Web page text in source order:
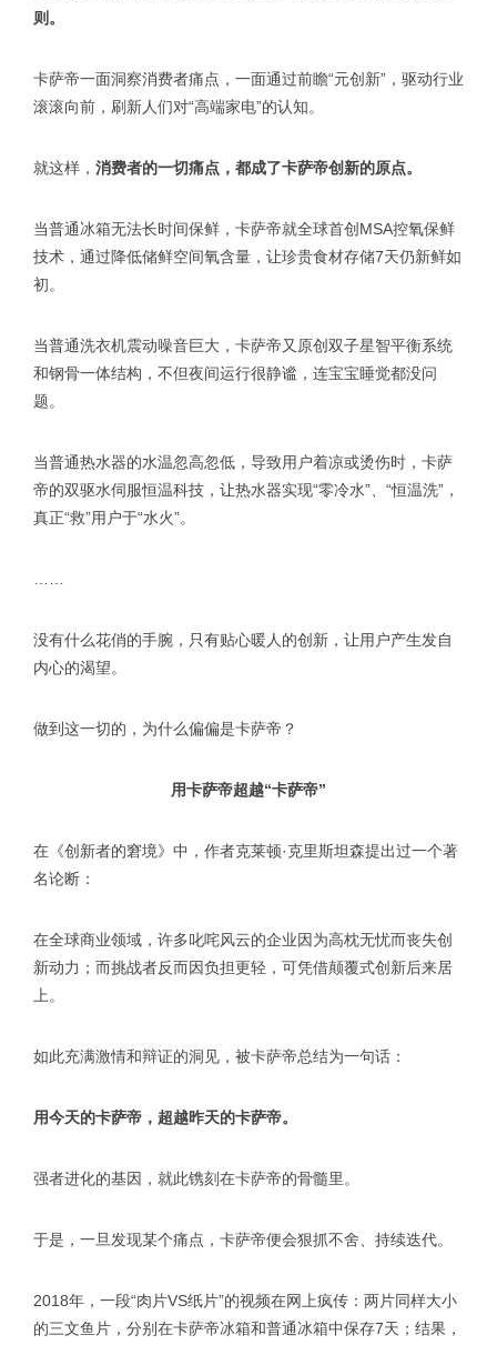
则。
卡萨帝一面洞察消费者痛点，一面通过前瞻“元创新”，驱动行业
滚滚向前，刷新人们对“高端家电”的认知。
就这样， 消费者的一切痛点，都成了卡萨帝创新的原点。
当普通冰箱无法长时间保鲜，卡萨帝就全球首创MSA控氧保鲜
技术，通过降低储鲜空间氧含量，让珍贵食材存储7天仍新鲜如
初。
当普通洗衣机震动噪音巨大，卡萨帝又原创双子星智平衡系统
和钢骨一体结构，不但夜间运行很静谧，连宝宝睡觉都没问
题。
当普通热水器的水温忽高忽低，导致用户着凉或烫伤时，卡萨
帝的双驱水伺服恒温科技，让热水器实现“零冷水”、“恒温洗”，
真正“救”用户于“水火”。
没有什么花俏的手腕，只有贴心暖人的创新，让用户产生发自
内心的渴望。
做到这一切的，为什么偏偏是卡萨帝？
用卡萨帝超越“卡萨帝”
在《创新者的窘境》中，作者克莱顿·克里斯坦森提出过一个著
名论断：
在全球商业领域，许多叱咤风云的企业因为高枕无忧而丧失创
新动力；而挑战者反而因负担更轻，可凭借颠覆式创新后来居
上。
如此充满激情和辩证的洞见，被卡萨帝总结为一句话：
用今天的卡萨帝，超越昨天的卡萨帝。
强者进化的基因，就此镌刻在卡萨帝的骨髓里。
于是，一旦发现某个痛点，卡萨帝便会狠抓不舍、持续迭代。
2018年，一段“肉片VS纸片”的视频在网上疯传：两片同样大小
的三文鱼片，分别在卡萨帝冰箱和普通冰箱中保存7天；结果，